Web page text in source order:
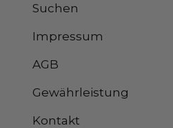
Suchen
Impressum
AGB
Gewährleistung
Kontakt